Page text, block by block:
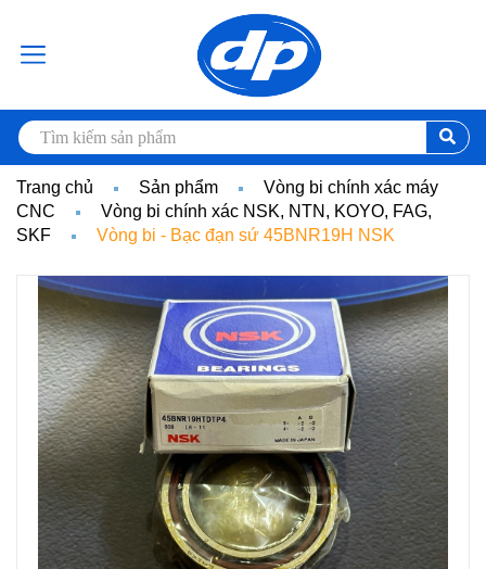
Trang chủ Sản phẩm
Vòng bi chính xác máy
CNC
Vòng bi chính xác NSK, NTN, KOYO, FAG,
SKF
Vòng bi - Bạc đạn sứ 45BNR19H NSK